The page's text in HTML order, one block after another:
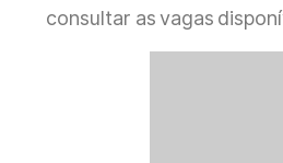
consultar as vagas